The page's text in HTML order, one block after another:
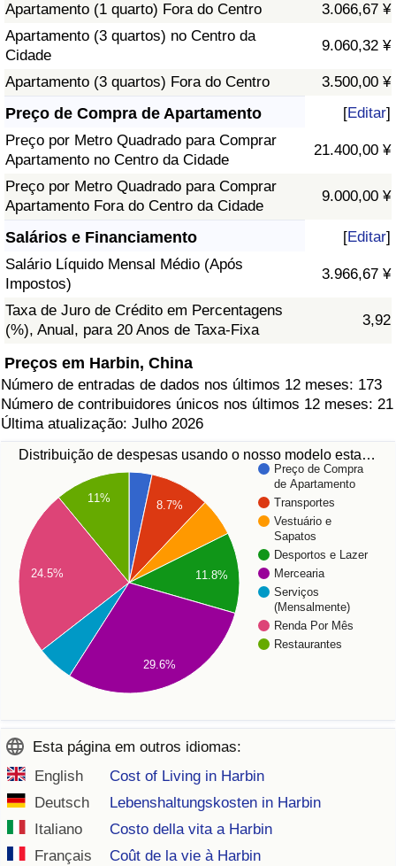
Apartamento (1 quarto) Fora do Centro
3.066,67 ¥
Apartamento (3 quartos) no Centro da
Cidade
9.060,32 ¥
Apartamento (3 quartos) Fora do Centro 3.500,00 ¥
Preço de Compra de Apartamento [Editar]
Preço por Metro Quadrado para Comprar
Apartamento no Centro da Cidade
21.400,00 ¥
Preço por Metro Quadrado para Comprar
Apartamento Fora do Centro da Cidade
9.000,00 ¥
Salários e Financiamento [Editar]
Salário Líquido Mensal Médio (Após
Impostos)
3.966,67 ¥
Taxa de Juro de Crédito em Percentagens
(%), Anual, para 20 Anos de Taxa-Fixa
3,92
Preços em Harbin, China
Número de entradas de dados nos últimos 12 meses: 173
Número de contribuidores únicos nos últimos 12 meses: 21
Última atualização: Julho 2026
Distribuição de despesas usando o nosso modelo esta…
Preço de Compra
de Apartamento
Transportes
Vestuário e
Sapatos
Desportos e Lazer
Mercearia
Serviços
(Mensalmente)
Renda Por Mês
Restaurantes
8.7%
11.8%
11%
24.5%
29.6%
Esta página em outros idiomas:
English
Cost of Living in Harbin
Deutsch
Lebenshaltungskosten in Harbin
Italiano
Costo della vita a Harbin
Français
Coût de la vie à Harbin